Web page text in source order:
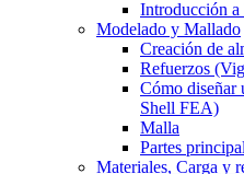
Introducción a
Modelado y Mallado
Creación de
Refuerzos
Cómo diseñar
Shell FEA)
Malla
Partes
Materiales, Carga y